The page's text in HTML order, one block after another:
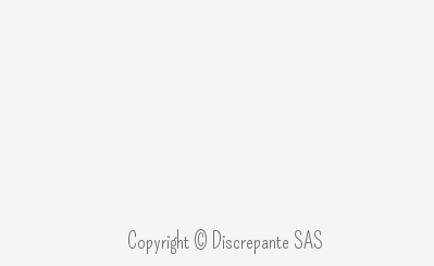
Copyright © Discrepante SAS